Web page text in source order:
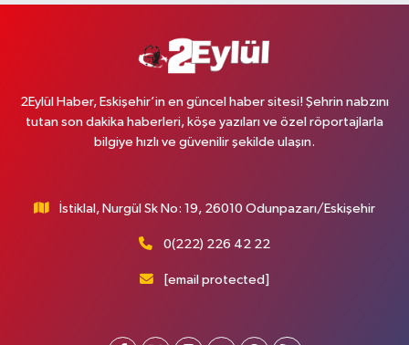
2Eylül Haber, Eskişehir’in en güncel haber sitesi! Şehrin nabzını
tutan son dakika haberleri, köşe yazıları ve özel röportajlarla
bilgiye hızlı ve güvenilir şekilde ulaşın.
İstiklal, Nurgül Sk No: 19, 26010 Odunpazarı/Eskişehir
0(222) 226 42 22
[email protected]